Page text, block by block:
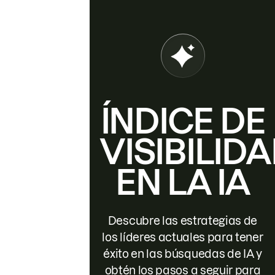
ÍNDICE DE
EN LA IA
Descubre las estrategias de
los líderes actuales para tener
éxito en las búsquedas de IA y
obtén los pasos a seguir para